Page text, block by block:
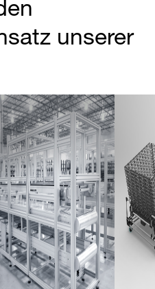
unserer